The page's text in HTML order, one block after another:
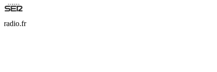
radio.fr